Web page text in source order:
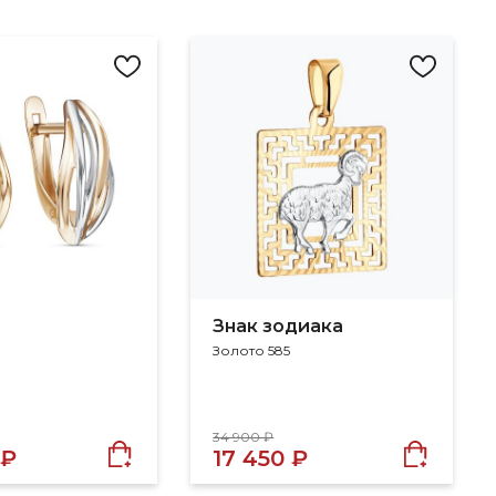
Знак зодиака
Золото 585
34 900 ₽
17 450 ₽